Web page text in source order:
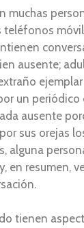
muchas
ausente;
un periódico
ausente
sus orejas
alguna
en resumen,
tienen